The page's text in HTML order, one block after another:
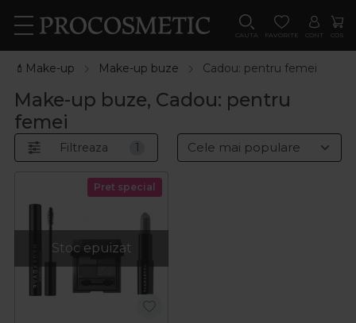
CAUTA FAVORITE CONT COS
💄Make-up Make-up buze Cadou: pentru femei
Make-up buze, Cadou: pentru
femei
Filtreaza 1
Stoc epuizat
Pret special